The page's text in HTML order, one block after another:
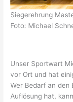
Siegerehrung
Foto: Michael
Unser Sportwart
vor Ort und hat
Wer Bedarf an den
Auflösung hat,